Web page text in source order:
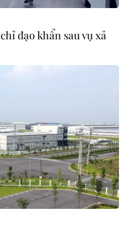
DUẨN
THỊ TÁM, KHÚC THANH
Quy định sử dụng
Hỗ trợ
đạo khẩn sau vụ xả